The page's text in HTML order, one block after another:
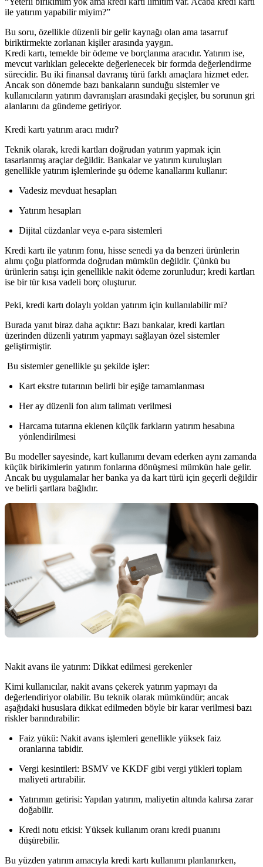
ile yatırım yapabilir miyim?”
Bu soru, özellikle düzenli bir gelir kaynağı olan ama tasarruf
biriktirmekte zorlanan kişiler arasında yaygın.
Kredi kartı, temelde bir ödeme ve borçlanma aracıdır. Yatırım ise,
mevcut varlıkları gelecekte değerlenecek bir formda değerlendirme
sürecidir. Bu iki finansal davranış türü farklı amaçlara hizmet eder.
Ancak son dönemde bazı bankaların sunduğu sistemler ve
kullanıcıların yatırım davranışları arasındaki geçişler, bu sorunun gri
alanlarını da gündeme getiriyor.
Kredi kartı yatırım aracı mıdır?
Teknik olarak, kredi kartları doğrudan yatırım yapmak için
tasarlanmış araçlar değildir. Bankalar ve yatırım kuruluşları
genellikle yatırım işlemlerinde şu ödeme kanallarını kullanır:
Vadesiz mevduat hesapları
Yatırım hesapları
Dijital cüzdanlar veya e-para sistemleri
Kredi kartı ile yatırım fonu, hisse senedi ya da benzeri ürünlerin
alımı çoğu platformda doğrudan mümkün değildir. Çünkü bu
ürünlerin satışı için genellikle nakit ödeme zorunludur; kredi kartları
ise bir tür kısa vadeli borç oluşturur.
Peki, kredi kartı dolaylı yoldan yatırım için kullanılabilir mi?
Burada yanıt biraz daha açıktır: Bazı bankalar, kredi kartları
üzerinden düzenli yatırım yapmayı sağlayan özel sistemler
geliştirmiştir.
Bu sistemler genellikle şu şekilde işler:
Kart ekstre tutarının belirli bir eşiğe tamamlanması
Her ay düzenli fon alım talimatı verilmesi
Harcama tutarına eklenen küçük farkların yatırım hesabına
yönlendirilmesi
Bu modeller sayesinde, kart kullanımı devam ederken aynı zamanda
küçük birikimlerin yatırım fonlarına dönüşmesi mümkün hale gelir.
Ancak bu uygulamalar her banka ya da kart türü için geçerli değildir
ve belirli şartlara bağlıdır.
Nakit avans ile yatırım: Dikkat edilmesi gerekenler
Kimi kullanıcılar, nakit avans çekerek yatırım yapmayı da
değerlendiriyor olabilir. Bu teknik olarak mümkündür; ancak
aşağıdaki hususlara dikkat edilmeden böyle bir karar verilmesi bazı
riskler barındırabilir:
Faiz yükü: Nakit avans işlemleri genellikle yüksek faiz
oranlarına tabidir.
Vergi kesintileri: BSMV ve KKDF gibi vergi yükleri toplam
maliyeti artırabilir.
Yatırımın getirisi: Yapılan yatırım, maliyetin altında kalırsa zarar
doğabilir.
Kredi notu etkisi: Yüksek kullanım oranı kredi puanını
düşürebilir.
Bu yüzden yatırım amacıyla kredi kartı kullanımı planlanırken,